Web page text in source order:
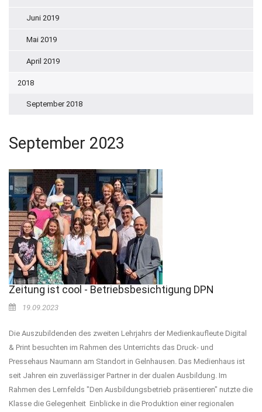
Juni 2019
Mai 2019
April 2019
2018
September 2018
September 2023
Zeitung ist cool - Betriebsbesichtigung DPN
19.09.2023
Die Auszubildenden des zweiten Lehrjahrs der Medienkaufleute Digital
& Print besuchten im Rahmen des Unterrichts das Druck- und
Pressehaus Naumann am Standort in Gelnhausen. Das Medienhaus ist
seit Jahren ein zuverlässiger Partner in der dualen Ausbildung. Im
Rahmen des Lernfelds "Den Ausbildungsbetrieb präsentieren" nutzte die
Klasse die Gelegenheit Einblicke in die Produktion einer regionalen